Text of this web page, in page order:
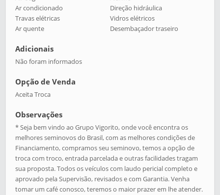
Ar condicionado
Direção hidráulica
Travas elétricas
Vidros elétricos
Ar quente
Desembaçador traseiro
Adicionais
Não foram informados
Opção de Venda
Aceita Troca
Observações
* Seja bem vindo ao Grupo Vigorito, onde você encontra os
melhores seminovos do Brasil, com as melhores condições de
Financiamento, compramos seu seminovo, temos a opção de
troca com troco, entrada parcelada e outras facilidades tragam
sua proposta. Todos os veículos com laudo pericial completo e
aprovado pela Supervisão, revisados e com Garantia. Venha
tomar um café conosco, teremos o maior prazer em lhe atender.